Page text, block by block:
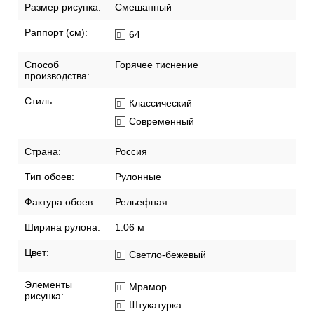
Размер рисунка: Смешанный
Раппорт (см): 64
Способ
производства:
Горячее тиснение
Стиль:
Классический
Современный
Страна: Россия
Тип обоев: Рулонные
Фактура обоев: Рельефная
Ширина рулона: 1.06 м
Цвет: Светло-бежевый
Элементы
рисунка:
Мрамор
Штукатурка